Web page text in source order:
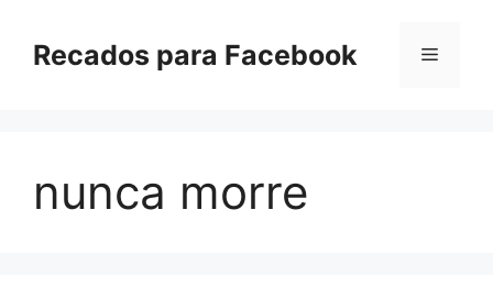
paraRecados para Facebook Menu
nunca morre